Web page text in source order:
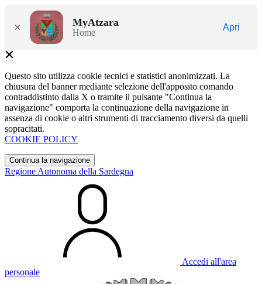
× MyAtzara
Home
Apri
Questo sito utilizza cookie tecnici e statistici anonimizzati. La
chiusura del banner mediante selezione dell'apposito comando
contraddistinto dalla X o tramite il pulsante "Continua la
navigazione" comporta la continuazione della navigazione in
assenza di cookie o altri strumenti di tracciamento diversi da quelli
sopracitati.
COOKIE POLICY
Continua la navigazione
Regione Autonoma della Sardegna
Accedi all'area
personale